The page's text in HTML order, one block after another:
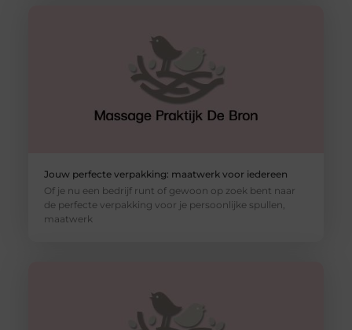
Jouw perfecte verpakking: maatwerk voor iedereen
Of je nu een bedrijf runt of gewoon op zoek bent naar
de perfecte verpakking voor je persoonlijke spullen,
maatwerk